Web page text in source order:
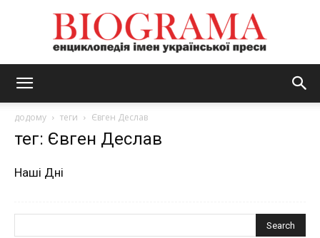
додому теги Євген Деслав
тег: Євген Деслав
Наші Дні